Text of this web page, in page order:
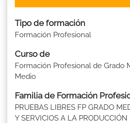
Tipo de formación
Formación Profesional
Curso de
Formación Profesional de Grado
Medio
Familia de Formación
PRUEBAS LIBRES FP GRADO
Y SERVICIOS A LA PRODUCCIÓN